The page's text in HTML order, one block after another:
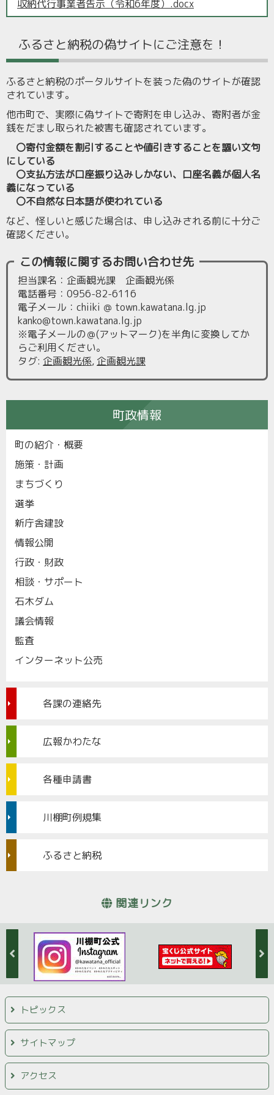
収納代行事業者告示（令和6年度）.docx
ふるさと納税の偽サイトにご注意を！
ふるさと納税のポータルサイトを装った偽のサイトが確認
されています。
他市町で、実際に偽サイトで寄附を申し込み、寄附者が金
銭をだまし取られた被害も確認されています。
〇寄付金額を割引することや値引きすることを謳い文句
にしている
〇支払方法が口座振り込みしかない、口座名義が個人名
義になっている
〇不自然な日本語が使われている
など、怪しいと感じた場合は、申し込みされる前に十分ご
確認ください。
この情報に関するお問い合わせ先
担当課名：企画観光課 企画観光係
電話番号：0956-82-6116
電子メール：chiiki ＠ town.kawatana.lg.jp
kanko@town.kawatana.lg.jp
※電子メールの＠(アットマーク)を半角に変換してか
らご利用ください。
タグ: 企画観光係, 企画観光課
町政情報
町の紹介・概要
施策・計画
まちづくり
選挙
新庁舎建設
情報公開
行政・財政
相談・サポート
石木ダム
議会情報
監査
インターネット公売
各課の連絡先
広報かわたな
各種申請書
川棚町例規集
ふるさと納税
関連リンク
トピックス
サイトマップ
アクセス